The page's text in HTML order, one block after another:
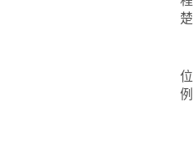
例